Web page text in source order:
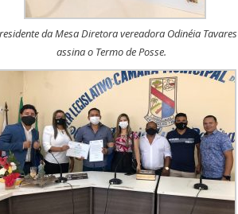
da Mesa Diretora vereadora Odinéia Tavares
assina o Termo de Posse.